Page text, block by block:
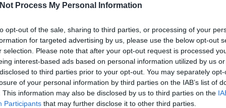
Process My Personal Information
opt-out of the sale, sharing to third parties, or processing of your
for targeted advertising by us, please use the below opt-out
selection. Please note that after your opt-out request is processed
interest-based ads based on personal information utilized by us
to third parties prior to your opt-out. You may separately
of your personal information by third parties on the IAB’s list of
This information may also be disclosed by us to third parties on the
Participants that may further disclose it to other third parties.
A tagok az elmúlt években szülők lettek,
szerint azonban a többiek részéről megvan a